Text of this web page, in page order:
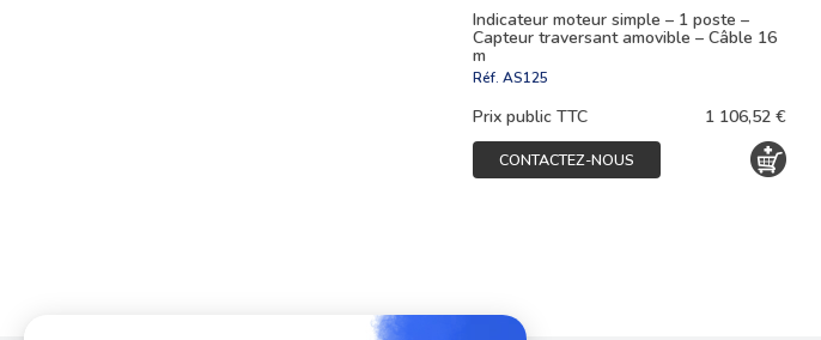
Indicateur moteur simple – 1 poste –
Capteur traversant amovible – Câble 16
m
Réf. AS125
Prix public TTC 1 106,52 €
CONTACTEZ-NOUS